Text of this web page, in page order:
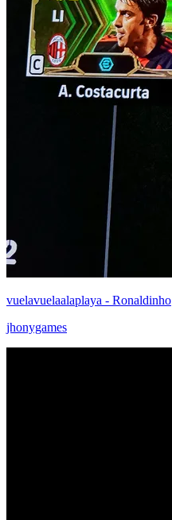
vuelavuelaalaplaya - Ronaldinho
jhonygames